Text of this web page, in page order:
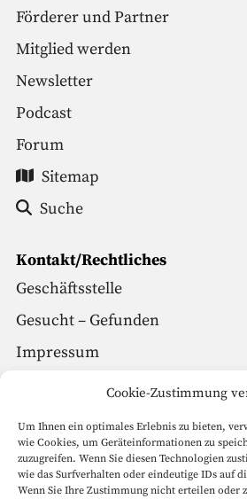
Cookie-Zustimmung
Um Ihnen ein optimales Erlebnis zu bieten,
wie Cookies, um Geräteinformationen zu
zuzugreifen. Wenn Sie diesen Technologien
wie das Surfverhalten oder eindeutige IDs auf
Wenn Sie Ihre Zustimmung nicht erteilen oder
Förderer und Partner
Mitglied werden
Newsletter
Podcast
Forum
Sitemap
Suche
Kontakt/Rechtliches
Geschäftsstelle
Gesucht – Gefunden
Impressum
Social Media
Facebook